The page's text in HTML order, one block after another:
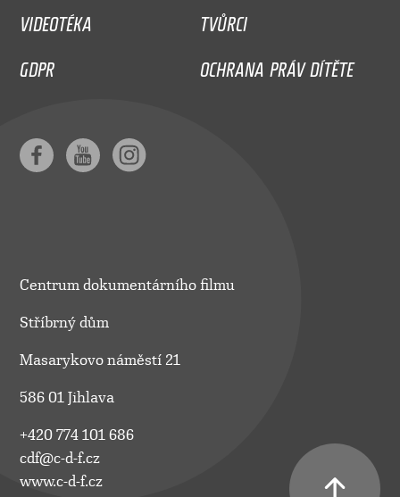
VIDEOTÉKA
TVŮRCI
GDPR
OCHRANA PRÁV DÍTĚTE
Centrum dokumentárního filmu
Stříbrný dům
Masarykovo náměstí 21
586 01 Jihlava
+420 774 101 686
cdf@c-d-f.cz
www.c-d-f.cz